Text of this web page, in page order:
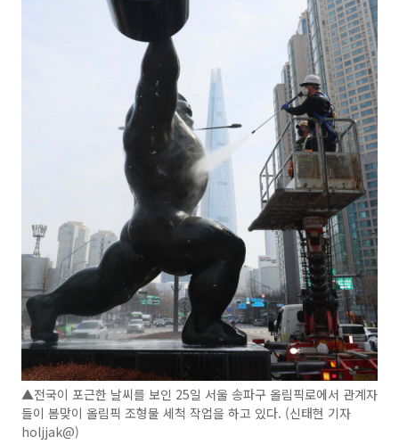
▲전국이 포근한 날씨를 보인 25일 서울 송파구 올림픽로에서 관계자
들이 봄맞이 올림픽 조형물 세척 작업을 하고 있다. (신태현 기자
holjjak@)